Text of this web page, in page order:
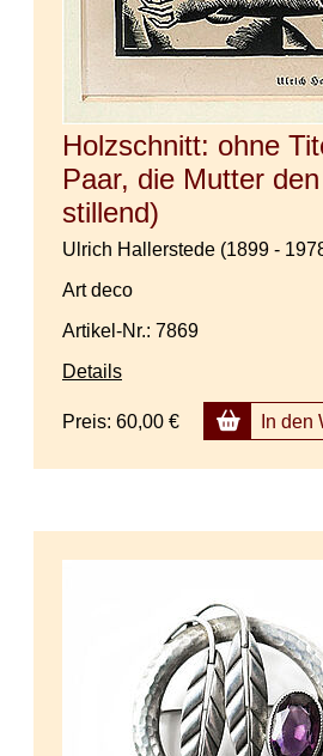
Holzschnitt: ohne
Paar, die Mutter
stillend)
Ulrich Hallerstede (1899 -
Art deco
Artikel-Nr.: 7869
Details
Preis: 60,00 € In den